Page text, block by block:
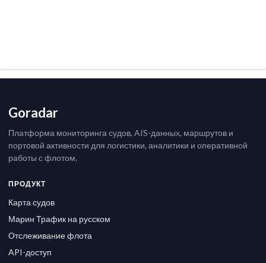
Goradar
Платформа мониторинга судов, AIS-данных, маршрутов и
портовой активности для логистики, аналитики и оперативной
работы с флотом.
ПРОДУКТ
Карта судов
Марин Трафик на русском
Отслеживание флота
API-доступ